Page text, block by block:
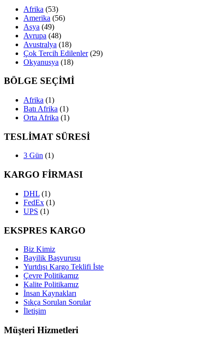
Afrika (53)
Amerika (56)
Asya (49)
Avrupa (48)
Avustralya (18)
Çok Tercih Edilenler (29)
Okyanusya (18)
BÖLGE SEÇİMİ
Afrika (1)
Batı Afrika (1)
Orta Afrika (1)
TESLİMAT SÜRESİ
3 Gün (1)
KARGO FİRMASI
DHL (1)
FedEx (1)
UPS (1)
EKSPRES KARGO
Biz Kimiz
Bayilik Başvurusu
Yurtdışı Kargo Teklifi İste
Çevre Politikamız
Kalite Politikamız
İnsan Kaynakları
Sıkça Sorulan Sorular
İletişim
Müşteri Hizmetleri